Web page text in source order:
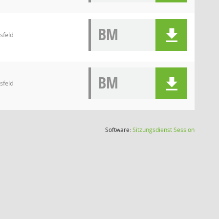
BM
BM
Software:SitzungsdienstSession(Wird in